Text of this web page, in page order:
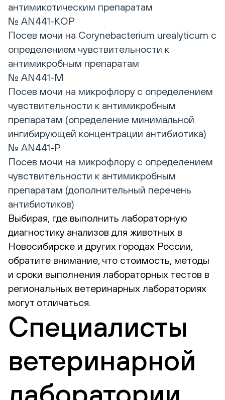
антимикотическим препаратам
№ AN441-КОР
Посев мочи на Corynebacterium urealyticum с
определением чувствительности к
антимикробным препаратам
№ AN441-M
Посев мочи на микрофлору с определением
чувствительности к антимикробным
препаратам (определение минимальной
ингибирующей концентрации антибиотика)
№ AN441-P
Посев мочи на микрофлору с определением
чувствительности к антимикробным
препаратам (дополнительный перечень
антибиотиков)
Выбирая, где выполнить лабораторную
диагностику анализов для животных в
Новосибирске и других городах России,
обратите внимание, что стоимость, методы
и сроки выполнения лабораторных тестов в
региональных ветеринарных лабораториях
могут отличаться.
Специалисты
ветеринарной